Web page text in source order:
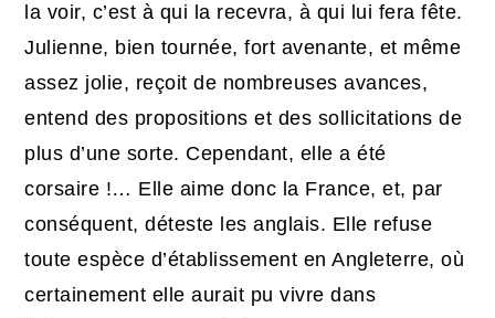
la voir, c’est à qui la recevra, à qui lui fera fête.
Julienne, bien tournée, fort avenante, et même
assez jolie, reçoit de nombreuses avances,
entend des propositions et des sollicitations de
plus d’une sorte. Cependant, elle a été
corsaire !… Elle aime donc la France, et, par
conséquent, déteste les anglais. Elle refuse
toute espèce d’établissement en Angleterre, où
certainement elle aurait pu vivre dans